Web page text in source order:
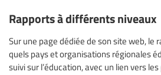
Rapports à différents niveaux
Sur une page dédiée de son site web, le
quels pays et organisations régionales
suivi sur l’éducation, avec un lien vers